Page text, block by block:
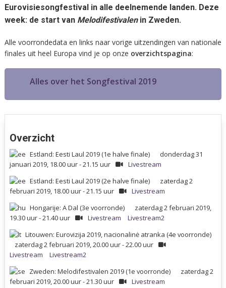
Eurovisiesongfestival in alle deelnemende landen. Deze
week: de start van Melodifestivalen in Zweden.
Alle voorrondedata en links naar vorige uitzendingen van nationale
finales uit heel Europa vind je op onze overzichtspagina:
Alles over het Songfestival 2019
Overzicht
Estland: Eesti Laul 2019 (1e halve finale)
donderdag 31
januari 2019, 18.00 uur - 21.15 uur
Livestream
Estland: Eesti Laul 2019 (2e halve finale)
zaterdag 2
februari 2019, 18.00 uur - 21.15 uur
Livestream
Hongarije: A Dal (3e voorronde)
zaterdag 2 februari 2019,
19.30 uur - 21.40 uur
Livestream
Livestream2
Litouwen: Eurovizija 2019, nacionalinė atranka (4e voorronde)
zaterdag 2 februari 2019, 20.00 uur - 22.00 uur
Livestream
Livestream2
Zweden: Melodifestivalen 2019 (1e voorronde)
zaterdag 2
februari 2019, 20.00 uur - 21.30 uur
Livestream